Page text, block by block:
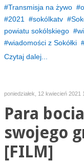
Transmisja na żywo
2021
sokólkatv
powiatu sokólskiego
wiadomości z Sokółki
Czytaj dalej...
poniedziałek, 12 kwiecień 2021
Para
swojego
[FILM]